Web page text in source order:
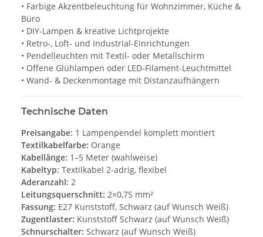
• Farbige Akzentbeleuchtung für Wohnzimmer, Küche &
Büro
• DIY-Lampen & kreative Lichtprojekte
• Retro-, Loft- und Industrial-Einrichtungen
• Pendelleuchten mit Textil- oder Metallschirm
• Offene Glühlampen oder LED-Filament-Leuchtmittel
• Wand- & Deckenmontage mit Distanzaufhängern
Technische Daten
Preisangabe: 1 Lampenpendel komplett montiert
Textilkabelfarbe: Orange
Kabellänge: 1–5 Meter (wahlweise)
Kabeltyp: Textilkabel 2-adrig, flexibel
Aderanzahl: 2
Leitungsquerschnitt: 2×0,75 mm²
Fassung: E27 Kunststoff, Schwarz (auf Wunsch Weiß)
Zugentlaster: Kunststoff Schwarz (auf Wunsch Weiß)
Schnurschalter: Schwarz (auf Wunsch Weiß)